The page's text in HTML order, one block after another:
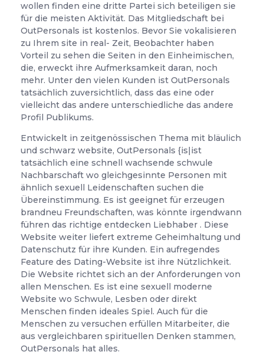
wollen finden eine dritte Partei sich beteiligen sie
für die meisten Aktivität. Das Mitgliedschaft bei
OutPersonals ist kostenlos. Bevor Sie vokalisieren
zu Ihrem site in real- Zeit, Beobachter haben
Vorteil zu sehen die Seiten in den Einheimischen,
die, erweckt ihre Aufmerksamkeit daran, noch
mehr. Unter den vielen Kunden ist OutPersonals
tatsächlich zuversichtlich, dass das eine oder
vielleicht das andere unterschiedliche das andere
Profil Publikums.
Entwickelt in zeitgenössischen Thema mit bläulich
und schwarz website, OutPersonals {is|ist
tatsächlich eine schnell wachsende schwule
Nachbarschaft wo gleichgesinnte Personen mit
ähnlich sexuell Leidenschaften suchen die
Übereinstimmung. Es ist geeignet für erzeugen
brandneu Freundschaften, was könnte irgendwann
führen das richtige entdecken Liebhaber . Diese
Website weiter liefert extreme Geheimhaltung und
Datenschutz für ihre Kunden. Ein aufregendes
Feature des Dating-Website ist ihre Nützlichkeit.
Die Website richtet sich an der Anforderungen von
allen Menschen. Es ist eine sexuell moderne
Website wo Schwule, Lesben oder direkt
Menschen finden ideales Spiel. Auch für die
Menschen zu versuchen erfüllen Mitarbeiter, die
aus vergleichbaren spirituellen Denken stammen,
OutPersonals hat alles.